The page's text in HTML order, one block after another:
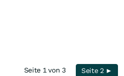
Seite 1 von 3 Seite 2 ►